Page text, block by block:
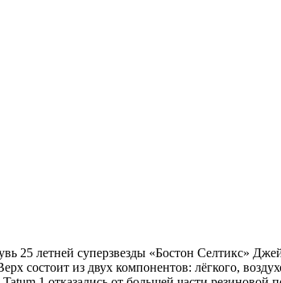
25 летней суперзвезды «Бостон Селтикс»
состоит из двух компонентов: лёгкого,